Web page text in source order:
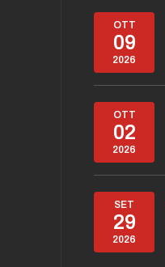
OTT
09
2026
OTT
02
2026
SET
29
2026